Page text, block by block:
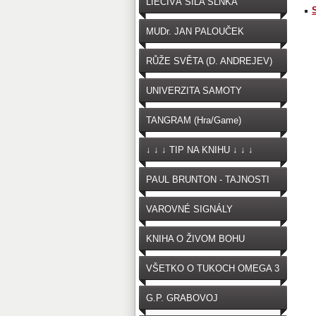
MUDr. JAN PALOUČEK
RŮŽE SVĚTA (D. ANDREJEV)
UNIVERZITA SAMOTY
TANGRAM (Hra/Game)
↓ ↓ ↓ TIP NA KNIHU ↓ ↓ ↓
PAUL BRUNTON - TAJNOSTI
VAROVNÉ SIGNÁLY
OČKOVANIA
KNIHA O ŽIVOM BOHU
VŠETKO O TUKOCH OMEGA 3
G.P. GRABOVOJ